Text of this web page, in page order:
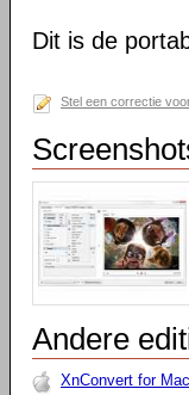
Dit is de
Stel een correctie
Andere
XnConvert for